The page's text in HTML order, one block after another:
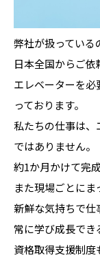
弊社が扱っている
日本全国からご
エレベーターを
っております。
私たちの仕事は、
ではありません。
約1か月かけて完
また現場ごとに
新鮮な気持ちで仕
常に学び成長でき
資格取得支援制